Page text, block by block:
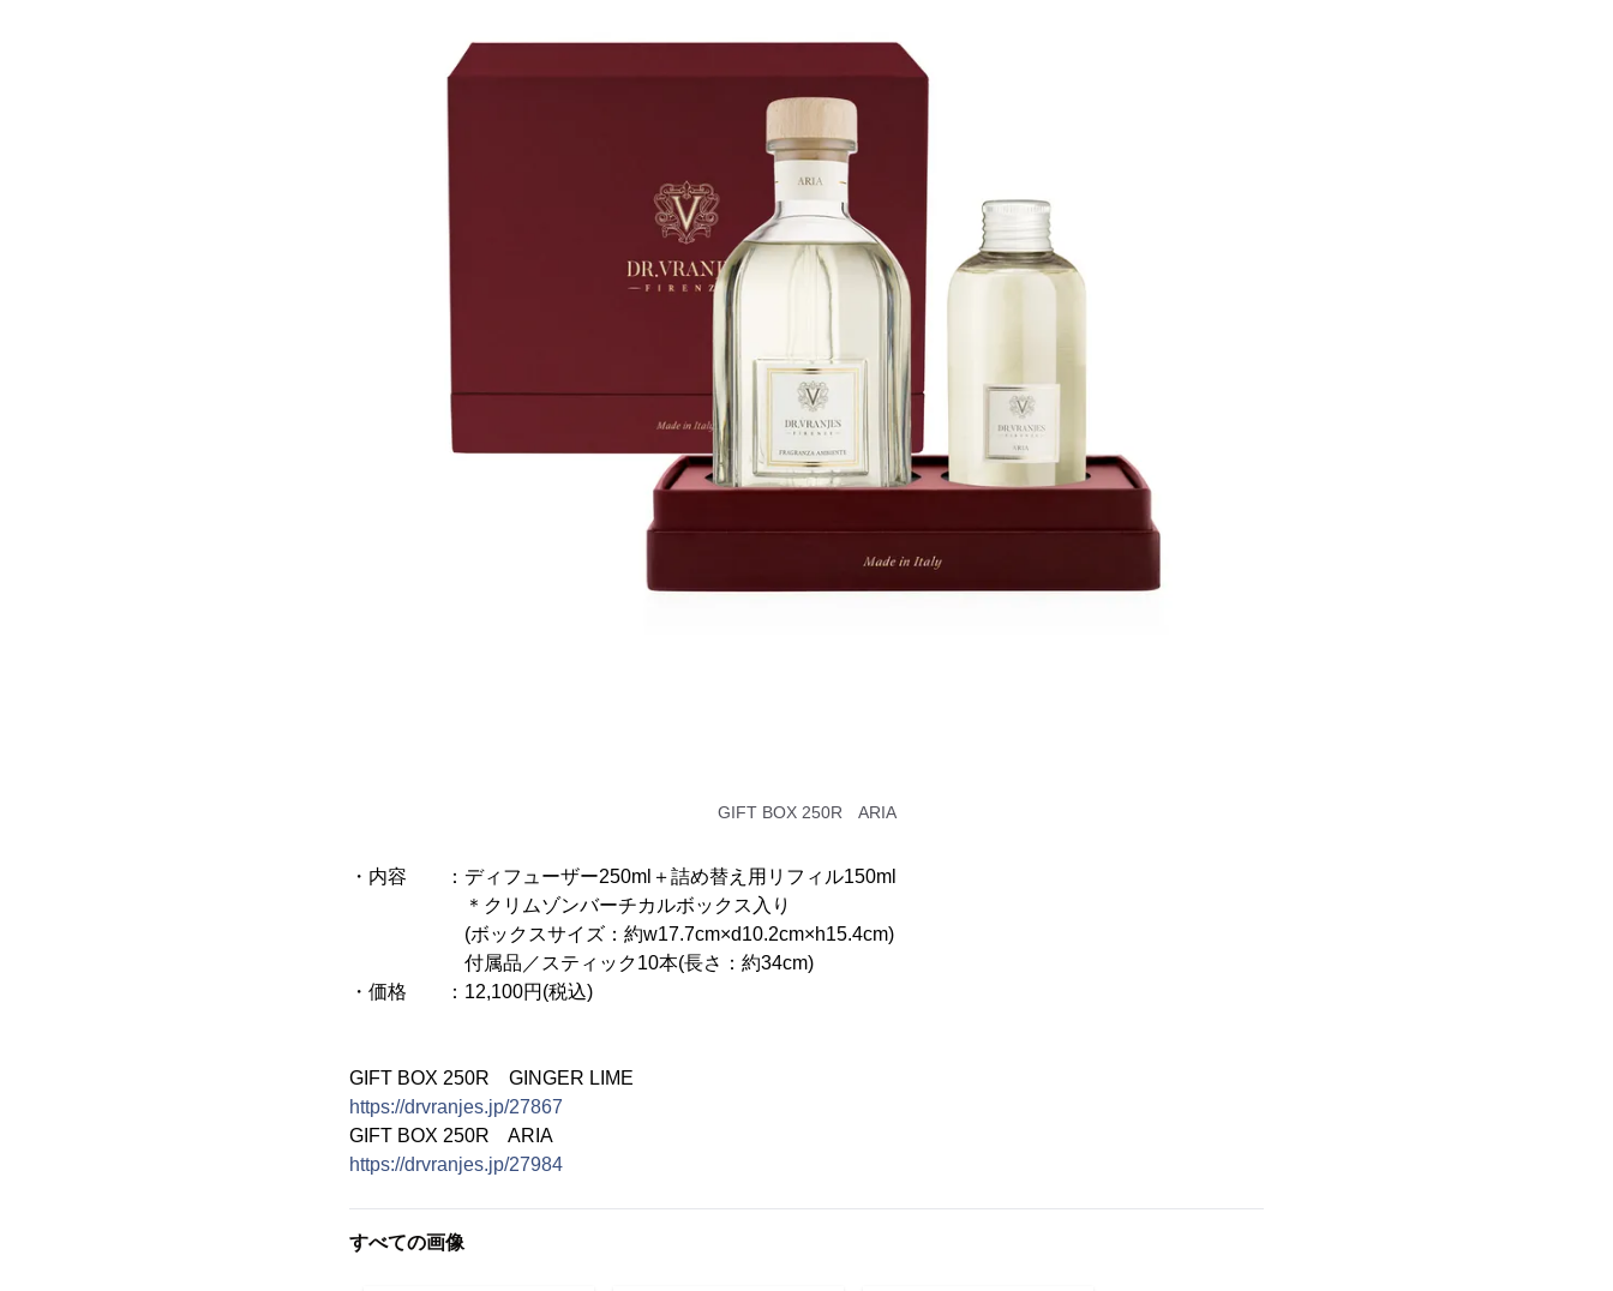
GIFT BOX 250R ARIA
・内容 ：ディフューザー250ml＋詰め替え用リフィル150ml
＊クリムゾンバーチカルボックス入り
(ボックスサイズ：約w17.7cm×d10.2cm×h15.4cm)
付属品／スティック10本(長さ：約34cm)
・価格 ：12,100円(税込)
GIFT BOX 250R GINGER LIME
https://drvranjes.jp/27867
GIFT BOX 250R ARIA
https://drvranjes.jp/27984
すべての画像